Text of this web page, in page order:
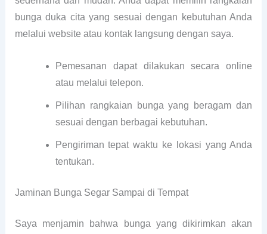
bunga duka cita yang sesuai dengan kebutuhan Anda
melalui website atau kontak langsung dengan saya.
Pemesanan dapat dilakukan secara online
atau melalui telepon.
Pilihan rangkaian bunga yang beragam dan
sesuai dengan berbagai kebutuhan.
Pengiriman tepat waktu ke lokasi yang Anda
tentukan.
Jaminan Bunga Segar Sampai di Tempat
Saya menjamin bahwa bunga yang dikirimkan akan